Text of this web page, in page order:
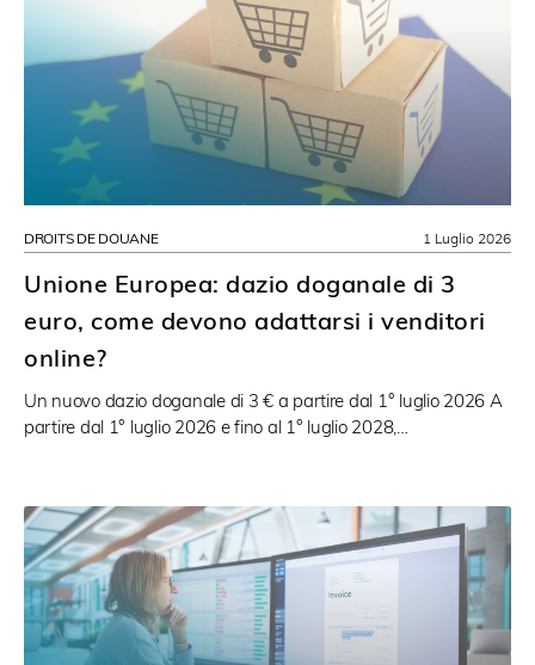
DROITS DE DOUANE
Unione Europea: dazio doganale di 3
euro, come devono adattarsi i venditori
online?
Un nuovo dazio doganale di 3 € a partire dal 1° luglio 2026 A
partire dal 1° luglio 2026 e fino al 1° luglio 2028,…
1 Luglio 2026